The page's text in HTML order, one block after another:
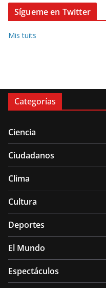
Sígueme en Twitter
Mis tuits
Categorías
Ciencia
Ciudadanos
Clima
Cultura
Deportes
El Mundo
Espectáculos